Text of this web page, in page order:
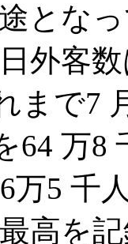
とな
外客
まで7
64 万
万5 千
高を